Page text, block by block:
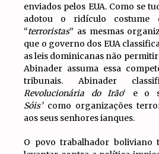
enviados pelos EUA. Como se
adotou o ridículo costume
“terroristas” as mesmas
que o governo dos EUA
as leis dominicanas não
Abinader assuma essa
tribunais. Abinader
Revolucionária do Irão‘ e o
Sóis’como organizações
aos seus senhores ianques.
O povo trabalhador boliviano